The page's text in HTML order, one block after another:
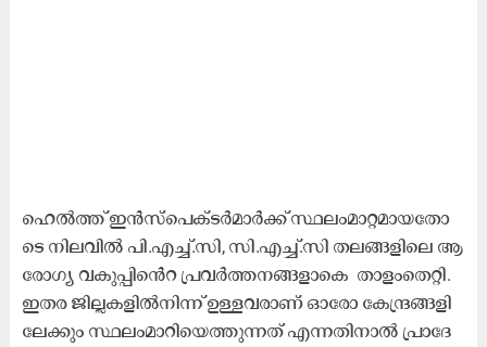
ഹെ​ല്‍ത്ത് ഇ​ന്‍സ്‌​പെ​ക്ട​ര്‍മാ​ര്‍ക്ക് സ്ഥ​ലം​മാ​റ്റ​മാ​യ​തോ​
ടെ നി​ല​വി​ല്‍ പി.​എ​ച്ച്‌.​സി, സി.​എ​ച്ച്‌.​സി ത​ല​ങ്ങ​ളി​ലെ ആ​
രോ​ഗ്യ വ​കു​പ്പി​​െൻറ പ്ര​വ​ര്‍ത്ത​ന​ങ്ങ​ളാ​കെ താ​ളം​തെ​റ്റി.
ഇ​ത​ര ജി​ല്ല​ക​ളി​ല്‍നി​ന്ന്​ ഉ​ള്ള​വ​രാ​ണ് ഓ​രോ കേ​ന്ദ്ര​ങ്ങ​ളി​
ലേ​ക്കും സ്ഥ​ലം​മാ​റി​യെ​ത്തു​ന്ന​ത്​ എ​ന്ന​തി​നാ​ല്‍ പ്രാ​ദേ​